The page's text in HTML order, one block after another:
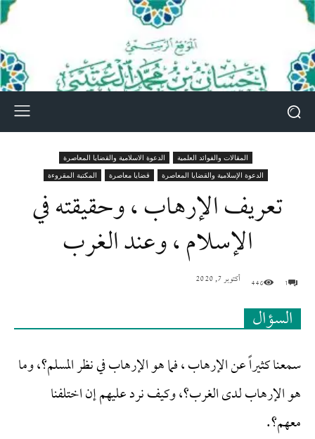
المقالات والفوائد العلمية
الدعوة الاسلامية والقضايا المعاصرة
الدعوة الإسلامية والقضايا المعاصرة
قضايا معاصرة المكتبة المقروءة
تعريف الإرهاب ، وحقيقته في
الإسلام ، وعند الغرب
1
446 أكتوبر 7, 2020
السؤال
سمعنا كثيراً عن الإرهاب ، فما هو الإرهاب في نظر المسلم؟، وما
هو الإرهاب لدى الغرب؟، وكيف نرد عليهم إن اختلفنا
معهم؟.